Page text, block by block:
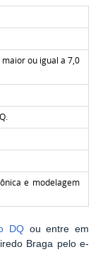
ou igual a 7,0
e modelagem
DQou entre em
Braga pelo e-